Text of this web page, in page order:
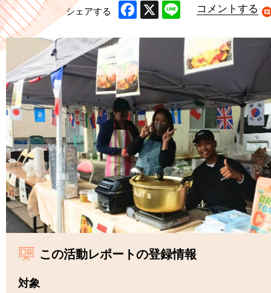
シェアする
コメントする
この活動レポートの登録情報
対象